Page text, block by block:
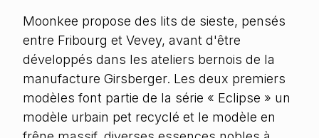
Moonkee propose des lits de sieste, pensés
entre Fribourg et Vevey, avant d'être
développés dans les ateliers bernois de la
manufacture Girsberger. Les deux premiers
modèles font partie de la série « Eclipse » un
modèle urbain pet recyclé et le modèle en